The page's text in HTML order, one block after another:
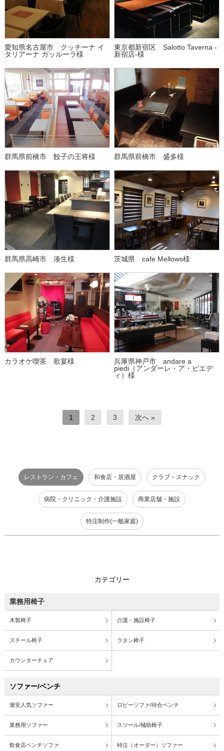
愛知県名古屋市 クッチーナ イ
タリアーナ ガッルーラ様
東京都新宿区 Salotto Taverna -
新宿店-様
群馬県前橋市 餃子の王将様 群馬県前橋市 盛多様
群馬県高崎市 湊生様 茨城県 cafe Mellows様
カラオケ喫茶 歌宴様
兵庫県神戸市 andare a
piedi（アンダーレ・ア・ピエデ
ィ）様
1 2 3 次へ »
レストラン・カフェ 和食店・居酒屋 クラブ・スナック
病院・クリニック・介護施設 商業店舗・施設
特注制作(一般家庭)
カテゴリー
業務用椅子
木製椅子 介護・施設椅子
スチール椅子 ラタン椅子
カウンターチェア
ソファー/ベンチ
激安人気ソファー ロビーソファ/待合ベンチ
業務用ソファー スツール/補助椅子
飲食店ベンチソファ 特注（オーダー）ソファー